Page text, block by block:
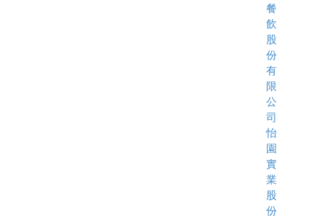
餐
飲
股
份
有
限
公
司
怡
園
實
業
股
份